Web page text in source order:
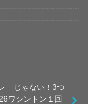
ーじゃない！3つ
ワシントン１回